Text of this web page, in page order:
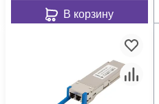
В корзину